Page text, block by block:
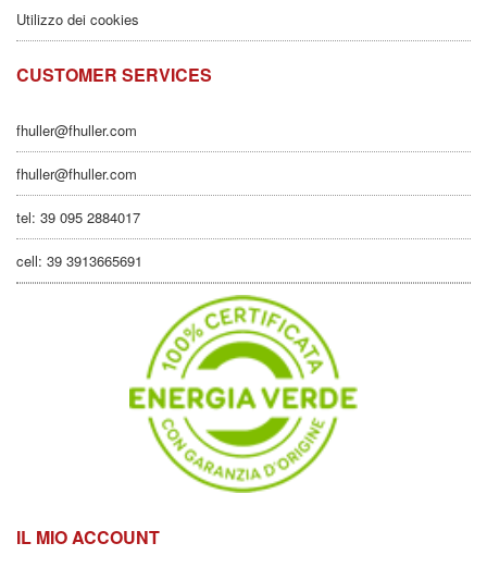
Utilizzo dei cookies
CUSTOMER SERVICES
fhuller@fhuller.com
fhuller@fhuller.com
tel: 39 095 2884017
cell: 39 3913665691
IL MIO ACCOUNT